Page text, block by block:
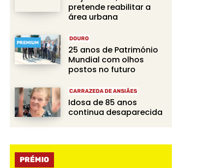
pretende reabilitar a
área urbana
PREMIUM
DOURO
25 anos de Património
Mundial com olhos
postos no futuro
CARRAZEDA DE ANSIÃES
Idosa de 85 anos
continua desaparecida
PRÉMIO